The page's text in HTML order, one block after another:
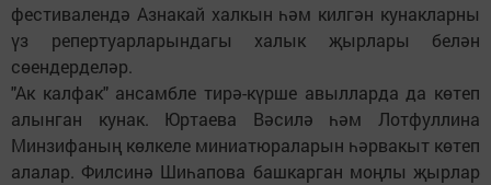
фестивалендә Азнакай халкын һәм килгән кунакларны
үз репертуарларындагы халык җырлары белән
сөендерделәр.
"Ак калфак" ансамбле тирә-күрше авылларда да көтеп
алынган кунак. Юртаева Вәсилә һәм Лотфуллина
Минзифаның көлкеле миниатюраларын һәрвакыт көтеп
алалар. Филсинә Шиһапова башкарган моңлы җырлар